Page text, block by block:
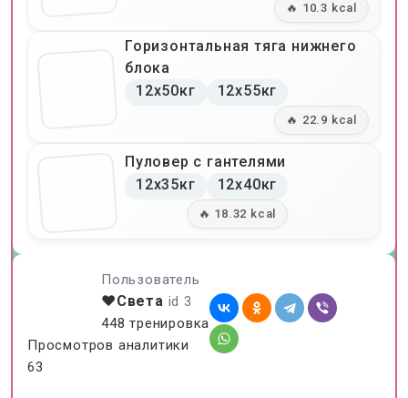
Пользователь
❤️Света id 3
448 тренировка
Просмотров аналитики
63
🔥 10.3 kcal
Горизонтальная тяга нижнего
блока
12x50кг
12x55кг
🔥 22.9 kcal
Пуловер с гантелями
12x35кг
12x40кг
🔥 18.32 kcal